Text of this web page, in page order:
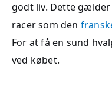
godt liv. Dette
racer som den
For at få en sund
ved købet.